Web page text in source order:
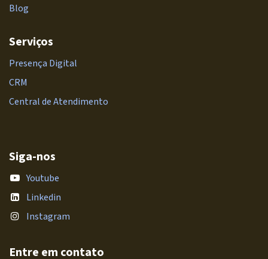
Blog
Serviços
Presença Digital
CRM
Central de Atendimento
Siga-nos
Youtube
Linkedin
Instagram
Entre em contato